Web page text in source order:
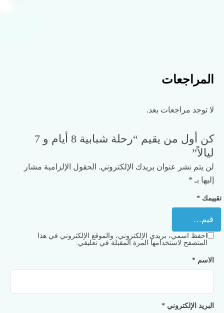
المراجعات
لا توجد مراجعات بعد.
كن أول من يقيم “رحلة شبابية 8 أيام و 7
ليالاً”
لن يتم نشر عنوان بريدك الإلكتروني. الحقول الإلزامية مشار
إليها بـ *
تقييمك *
الاسم *
البريد الإلكتروني *
احفظ اسمي، بريدي الإلكتروني، والموقع الإلكتروني في هذا
المتصفح لاستخدامها المرة المقبلة في تعليقي.